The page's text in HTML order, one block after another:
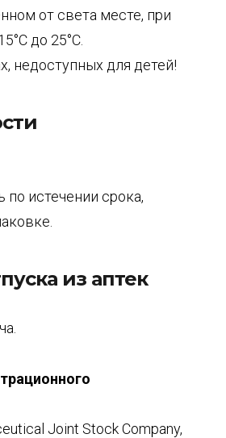
от света месте, при
до 25°С.
недоступных для детей!
по истечении срока,
из аптек
Joint Stock Company,